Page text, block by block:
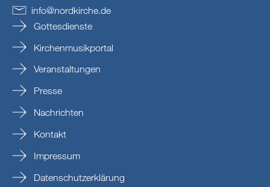
info@nordkirche.de
Gottesdienste
Kirchenmusikportal
Veranstaltungen
Presse
Nachrichten
Kontakt
Impressum
Datenschutzerklärung